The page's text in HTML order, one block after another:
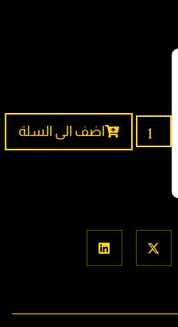
اضف الى السلة